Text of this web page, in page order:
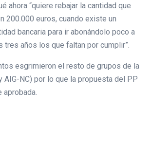
ahora “quiere rebajar la cantidad que
200.000 euros, cuando existe un
bancaria para ir abonándolo poco a
tres años los que faltan por cumplir”.
esgrimieron el resto de grupos de la
AIG-NC) por lo que la propuesta del PP
aprobada.